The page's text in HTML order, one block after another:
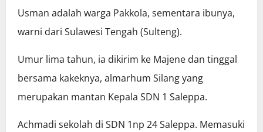
Usman adalah warga Pakkola, sementara ibunya,
warni dari Sulawesi Tengah (Sulteng).
Umur lima tahun, ia dikirim ke Majene dan tinggal
bersama kakeknya, almarhum Silang yang
merupakan mantan Kepala SDN 1 Saleppa.
Achmadi sekolah di SDN 1np 24 Saleppa. Memasuki